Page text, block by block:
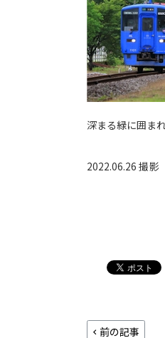
深まる緑に囲ま
2022.06.26 撮影
前の記事